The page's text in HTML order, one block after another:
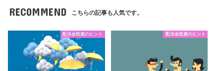
RECOMMEND こちらの記事も人気です。
配当金投資のヒント 配当金投資のヒント